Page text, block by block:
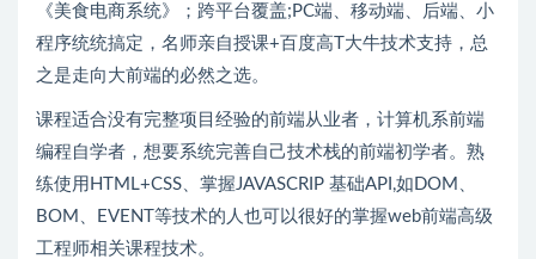
《美食电商系统》；跨平台覆盖;PC端、移动端、后端、小
程序统统搞定，名师亲自授课+百度高T大牛技术支持，总
之是走向大前端的必然之选。
课程适合没有完整项目经验的前端从业者，计算机系前端
编程自学者，想要系统完善自己技术栈的前端初学者。熟
练使用HTML+CSS、掌握JAVASCRIP 基础API,如DOM、
BOM、EVENT等技术的人也可以很好的掌握web前端高级
工程师相关课程技术。